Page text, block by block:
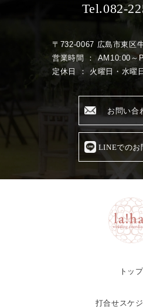
Tel.082-
〒732-0067 広島市東区
営業時間 ： AM10:00～
定休日 ： 火曜日・水曜日
お問い合
LINEでのお
トップ
打合せスケ